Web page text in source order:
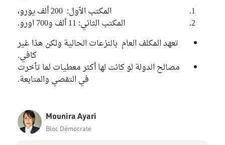
المكتب الأول: 200 ألف يورو،
المكتب الثاني: 11 ألف و700 اورو.
تعهد المكلف العام بالنزعات الحالية ولكن هذا غير
كافي.
مصالح الدولة لو كانت لها أكثر معطيات لما تأخرت
في التقصي والمتابعة.
Mounira Ayari
Bloc Démocrate